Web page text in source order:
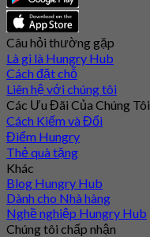
Câu hỏi thường gặp
Là gì là Hungry Hub
Cách đặt chỗ
Liên hệ với chúng tôi
Các Ưu Đãi Của Chúng Tôi
Cách Kiếm và Đổi
Điểm Hungry
Thẻ quà tặng
Khác
Blog Hungry Hub
Dành cho Nhà hàng
Nghề nghiệp Hungry Hub
Chúng tôi chấp nhận